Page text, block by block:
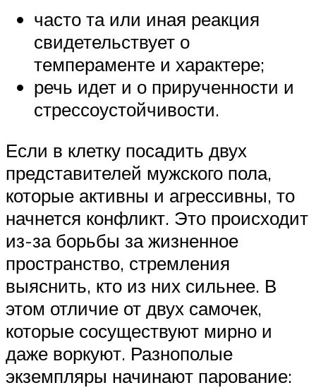
часто та или иная реакция
свидетельствует о
темпераменте и характере;
речь идет и о прирученности и
стрессоустойчивости.
Если в клетку посадить двух
представителей мужского пола,
которые активны и агрессивны, то
начнется конфликт. Это происходит
из-за борьбы за жизненное
пространство, стремления
выяснить, кто из них сильнее. В
этом отличие от двух самочек,
которые сосуществуют мирно и
даже воркуют. Разнополые
экземпляры начинают парование: